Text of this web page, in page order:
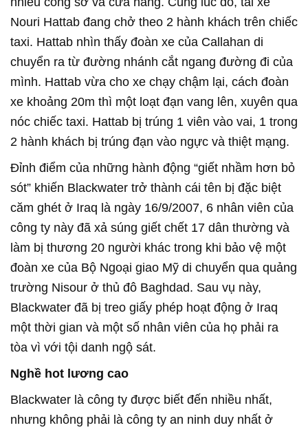
Nouri Hattab đang chở theo 2 hành khách trên chiếc
taxi. Hattab nhìn thấy đoàn xe của Callahan di
chuyển ra từ đường nhánh cắt ngang đường đi của
mình. Hattab vừa cho xe chạy chậm lại, cách đoàn
xe khoảng 20m thì một loạt đạn vang lên, xuyên qua
nóc chiếc taxi. Hattab bị trúng 1 viên vào vai, 1 trong
2 hành khách bị trúng đạn vào ngực và thiệt mạng.
Đỉnh điểm của những hành động “giết nhầm hơn bỏ
sót” khiến Blackwater trở thành cái tên bị đặc biệt
căm ghét ở Iraq là ngày 16/9/2007, 6 nhân viên của
công ty này đã xả súng giết chết 17 dân thường và
làm bị thương 20 người khác trong khi bảo vệ một
đoàn xe của Bộ Ngoại giao Mỹ di chuyển qua quảng
trường Nisour ở thủ đô Baghdad. Sau vụ này,
Blackwater đã bị treo giấy phép hoạt động ở Iraq
một thời gian và một số nhân viên của họ phải ra
tòa vì với tội danh ngộ sát.
Nghề hot lương cao
Blackwater là công ty được biết đến nhiều nhất,
nhưng không phải là công ty an ninh duy nhất ở